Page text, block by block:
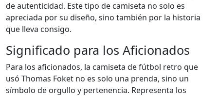
de autenticidad. Este tipo de camiseta no solo es
apreciada por su diseño, sino también por la historia
que lleva consigo.
Significado para los Aficionados
Para los aficionados, la camiseta de fútbol retro que
usó Thomas Foket no es solo una prenda, sino un
símbolo de orgullo y pertenencia. Representa los